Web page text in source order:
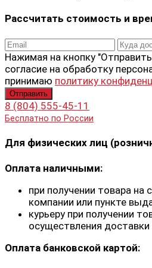
Рассчитать стоимость и
Нажимая на кнопку
согласие на обработку
принимаю политику
8 (804) 555-45-11
Бесплатно по России
Для физических лиц
Оплата наличными:
при получении товара на
компании или пункте
курьеру при получении
осуществления доставки
Оплата банковской картой: